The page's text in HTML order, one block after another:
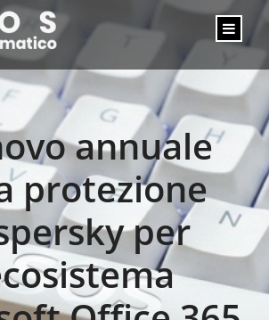
annuale
protezione
per